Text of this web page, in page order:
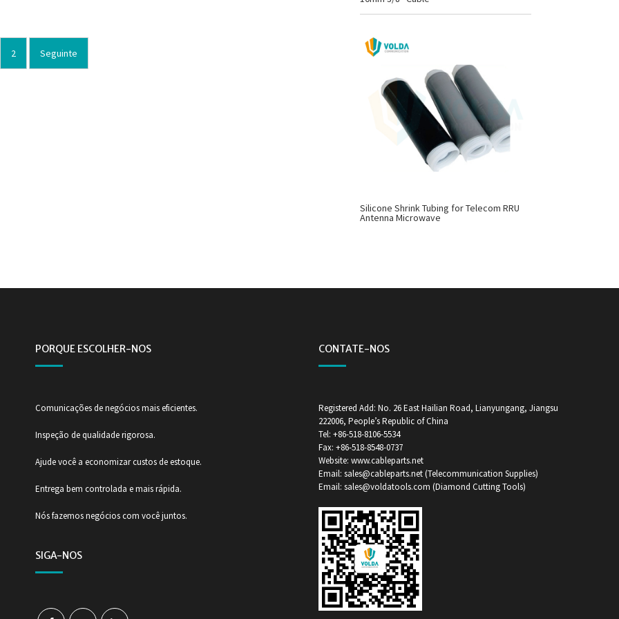
2 Seguinte
Silicone Shrink Tubing for Telecom RRU
Antenna Microwave
PORQUE ESCOLHER-NOS
Comunicações de negócios mais eficientes.
Inspeção de qualidade rigorosa.
Ajude você a economizar custos de estoque.
Entrega bem controlada e mais rápida.
Nós fazemos negócios com você juntos.
SIGA-NOS
CONTATE-NOS
Registered Add: No. 26 East Hailian Road, Lianyungang, Jiangsu
222006, People’s Republic of China
Tel: +86-518-8106-5534
Fax: +86-518-8548-0737
Website: www.cableparts.net
Email: sales@cableparts.net (Telecommunication Supplies)
Email: sales@voldatools.com (Diamond Cutting Tools)